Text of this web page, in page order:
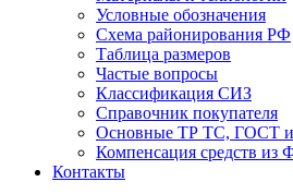
Условные обозначения
Схема районирования РФ
Таблица размеров
Частые вопросы
Классификация СИЗ
Справочник покупателя
Основные ТР ТС, ГОСТ
Компенсация средств из
Контакты